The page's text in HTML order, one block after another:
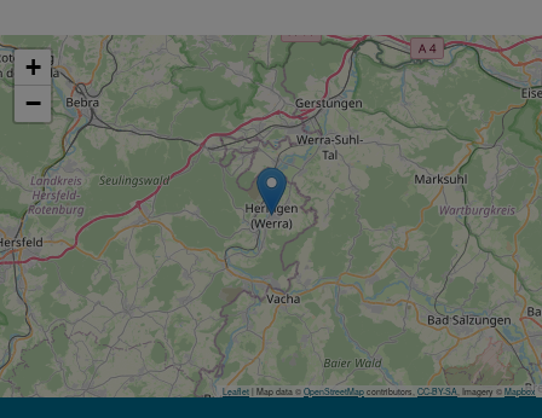
+
−
Leaflet | Map data © OpenStreetMap contributors, CC-BY-SA, Imagery © Mapbox